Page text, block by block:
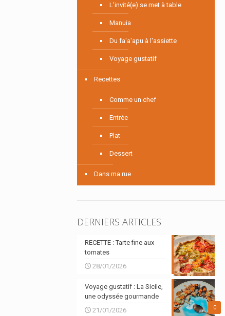
L'invité(e) se met à table
Manuia
Du fa'a'apu à l'assiette
Voyage gustatif
Recettes
Comme un chef
Entrée
Plat
Dessert
Dans ma rue
DERNIERS ARTICLES
RECETTE : Tarte fine aux
tomates
28/01/2026
0
Voyage gustatif : La Sicile,
une odyssée gourmande
21/01/2026